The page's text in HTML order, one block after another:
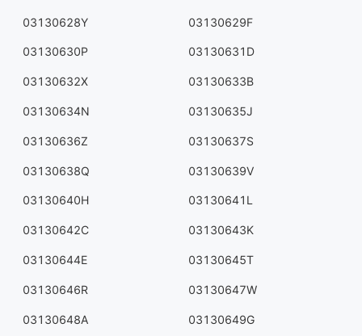
03130628Y 03130629F
03130630P 03130631D
03130632X 03130633B
03130634N 03130635J
03130636Z 03130637S
03130638Q 03130639V
03130640H 03130641L
03130642C 03130643K
03130644E 03130645T
03130646R 03130647W
03130648A 03130649G